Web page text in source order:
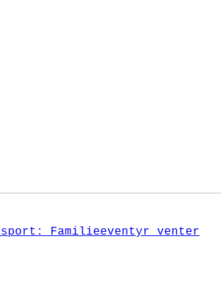
sport: Familieeventyr venter